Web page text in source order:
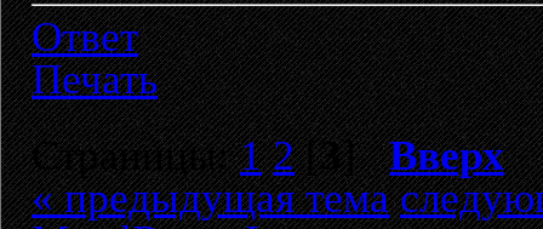
Ответ
Печать
Страницы:1 2[3]Вверх
« предыдущая тема